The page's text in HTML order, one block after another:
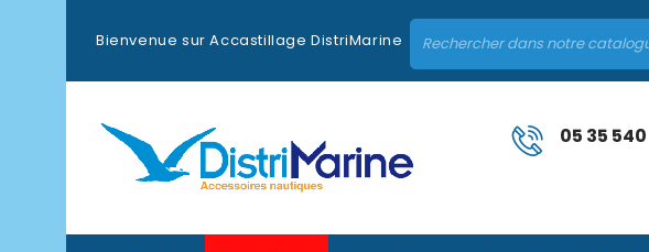
Bienvenue sur Accastillage DistriMarine
05 35